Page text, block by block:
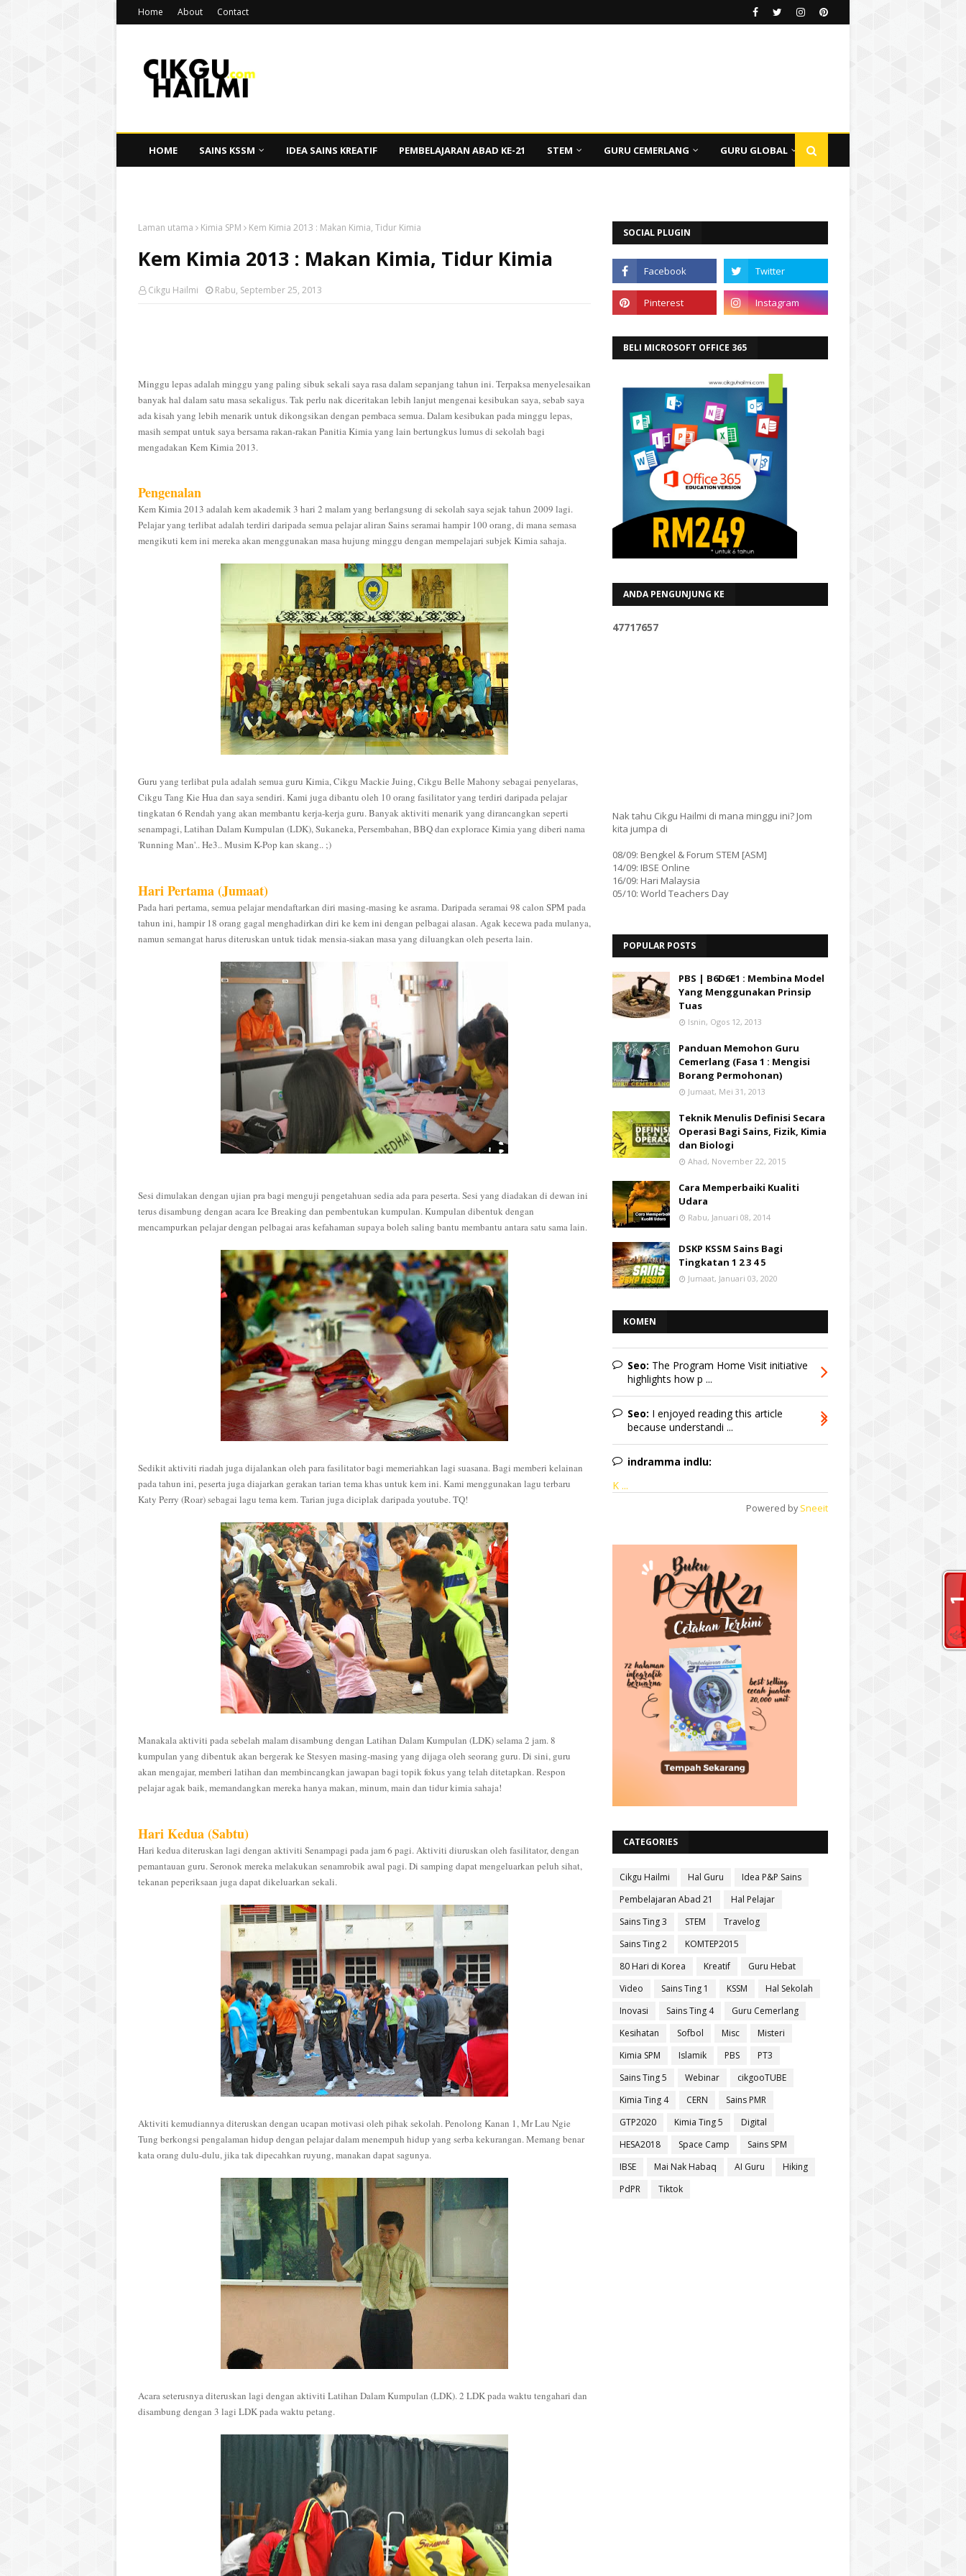
Home About Contact
HOME SAINS KSSM IDEA SAINS KREATIF PEMBELAJARAN ABAD KE-21 STEM GURU CEMERLANG GURU GLOBAL
Laman utama Kimia SPM Kem Kimia 2013 : Makan Kimia, Tidur Kimia
Kem Kimia 2013 : Makan Kimia, Tidur Kimia
Cikgu Hailmi Rabu, September 25, 2013
Minggu lepas adalah minggu yang paling sibuk sekali saya rasa dalam sepanjang tahun ini. Terpaksa menyelesaikan
banyak hal dalam satu masa sekaligus. Tak perlu nak diceritakan lebih lanjut mengenai kesibukan saya, sebab saya
ada kisah yang lebih menarik untuk dikongsikan dengan pembaca semua. Dalam kesibukan pada minggu lepas,
masih sempat untuk saya bersama rakan-rakan Panitia Kimia yang lain bertungkus lumus di sekolah bagi
mengadakan Kem Kimia 2013.
Pengenalan
Kem Kimia 2013 adalah kem akademik 3 hari 2 malam yang berlangsung di sekolah saya sejak tahun 2009 lagi.
Pelajar yang terlibat adalah terdiri daripada semua pelajar aliran Sains seramai hampir 100 orang, di mana semasa
mengikuti kem ini mereka akan menggunakan masa hujung minggu dengan mempelajari subjek Kimia sahaja.
Guru yang terlibat pula adalah semua guru Kimia, Cikgu Mackie Juing, Cikgu Belle Mahony sebagai penyelaras,
Cikgu Tang Kie Hua dan saya sendiri. Kami juga dibantu oleh 10 orang fasilitator yang terdiri daripada pelajar
tingkatan 6 Rendah yang akan membantu kerja-kerja guru. Banyak aktiviti menarik yang dirancangkan seperti
senampagi, Latihan Dalam Kumpulan (LDK), Sukaneka, Persembahan, BBQ dan explorace Kimia yang diberi nama
'Running Man'.. He3.. Musim K-Pop kan skang.. ;)
Hari Pertama (Jumaat)
Pada hari pertama, semua pelajar mendaftarkan diri masing-masing ke asrama. Daripada seramai 98 calon SPM pada
tahun ini, hampir 18 orang gagal menghadirkan diri ke kem ini dengan pelbagai alasan. Agak kecewa pada mulanya,
namun semangat harus diteruskan untuk tidak mensia-siakan masa yang diluangkan oleh peserta lain.
Sesi dimulakan dengan ujian pra bagi menguji pengetahuan sedia ada para peserta. Sesi yang diadakan di dewan ini
terus disambung dengan acara Ice Breaking dan pembentukan kumpulan. Kumpulan dibentuk dengan
mencampurkan pelajar dengan pelbagai aras kefahaman supaya boleh saling bantu membantu antara satu sama lain.
Sedikit aktiviti riadah juga dijalankan oleh para fasilitator bagi memeriahkan lagi suasana.Bagi memberi kelainan
pada tahun ini, peserta juga diajarkan gerakan tarian tema khas untuk kem ini. Kami menggunakan lagu terbaru
Katy Perry (Roar) sebagai lagu tema kem. Tarian juga diciplak daripada youtube. TQ!
Manakala aktiviti pada sebelah malam disambung dengan Latihan Dalam Kumpulan (LDK) selama 2 jam. 8
kumpulan yang dibentuk akan bergerak ke Stesyen masing-masing yang dijaga oleh seorang guru. Di sini, guru
akan mengajar, memberi latihan dan membincangkan jawapan bagi topik fokus yang telah ditetapkan. Respon
pelajar agak baik, memandangkan mereka hanya makan, minum, main dan tidur kimia sahaja!
Hari Kedua (Sabtu)
Hari kedua diteruskan lagi dengan aktiviti Senampagi pada jam 6 pagi. Aktiviti diuruskan oleh fasilitator, dengan
pemantauan guru. Seronok mereka melakukan senamrobik awal pagi. Di samping dapat mengeluarkan peluh sihat,
tekanan peperiksaan juga dapat dikeluarkan sekali.
Aktiviti kemudiannya diteruskan dengan ucapan motivasi oleh pihak sekolah. Penolong Kanan 1, Mr Lau Ngie
Tung berkongsi pengalaman hidup dengan pelajar dalam menempuh hidup yang serba kekurangan. Memang benar
kata orang dulu-dulu, jika tak dipecahkan ruyung, manakan dapat sagunya.
Acara seterusnya diteruskan lagi dengan aktiviti Latihan Dalam Kumpulan (LDK). 2 LDK pada waktu tengahari dan
disambung dengan 3 lagi LDK pada waktu petang.
SOCIAL PLUGIN
BELI MICROSOFT OFFICE 365
ANDA PENGUNJUNG KE
47717657
Nak tahu Cikgu Hailmi di mana minggu ini? Jom
kita jumpa di
08/09: Bengkel & Forum STEM [ASM]
14/09: IBSE Online
16/09: Hari Malaysia
05/10: World Teachers Day
POPULAR POSTS
PBS | B6D6E1 : Membina Model
Yang Menggunakan Prinsip
Tuas
Isnin, Ogos 12, 2013
Panduan Memohon Guru
Cemerlang (Fasa 1 : Mengisi
Borang Permohonan)
Jumaat, Mei 31, 2013
Teknik Menulis Definisi Secara
Operasi Bagi Sains, Fizik, Kimia
dan Biologi
Ahad, November 22, 2015
Cara Memperbaiki Kualiti
Udara
Rabu, Januari 08, 2014
DSKP KSSM Sains Bagi
Tingkatan 1 2 3 4 5
Jumaat, Januari 03, 2020
KOMEN
Seo: The Program Home Visit initiative
highlights how p ...
Seo: I enjoyed reading this article
because understandi ...
indramma indlu:
K ...
Powered by Sneeit
CATEGORIES
Cikgu Hailmi Hal Guru
Idea P&P Sains
Pembelajaran Abad 21
Hal Pelajar
Sains Ting 3
STEM
Travelog
Sains Ting 2
KOMTEP2015
80 Hari di Korea
Kreatif
Guru Hebat
Video
Sains Ting 1 KSSM
Hal Sekolah
Inovasi
Sains Ting 4
Guru Cemerlang
Kesihatan
Sofbol Misc
Misteri
Kimia SPM
Islamik PBS
PT3
Sains Ting 5
Webinar
cikgooTUBE
Kimia Ting 4
CERN
Sains PMR
GTP2020
Kimia Ting 5
Digital
HESA2018
Space Camp
Sains SPM
IBSE
Mai Nak Habaq AI Guru
Hiking
PdPR
Tiktok